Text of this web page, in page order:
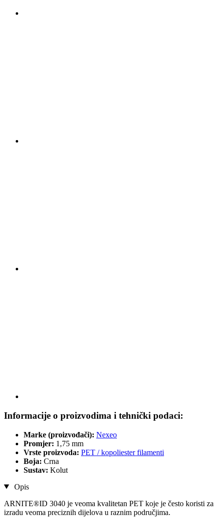
Informacije o proizvodima i tehnički podaci:
Marke (proizvođači): Nexeo
Promjer: 1,75 mm
Vrste proizvoda: PET / kopoliester filamenti
Boja: Crna
Sustav: Kolut
Opis
ARNITE®ID 3040 je veoma kvalitetan PET koje je često koristi za
izradu veoma preciznih dijelova u raznim područjima.